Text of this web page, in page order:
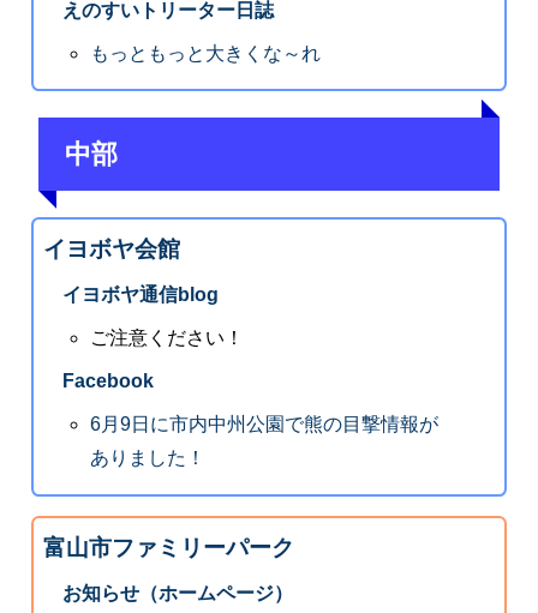
えのすいトリーター日誌
もっともっと大きくな～れ
中部
イヨボヤ会館
イヨボヤ通信blog
ご注意ください！
Facebook
6月9日に市内中州公園で熊の目撃情報が
ありました！
富山市ファミリーパーク
お知らせ（ホームページ）